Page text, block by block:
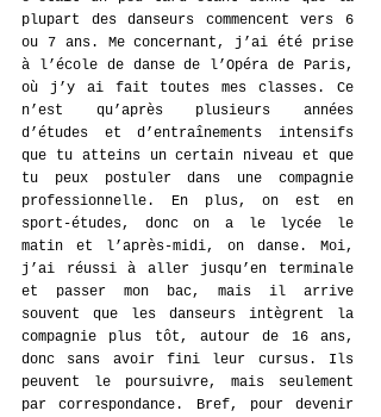
plupart des danseurs commencent vers 6
ou 7 ans. Me concernant, j’ai été prise
à l’école de danse de l’Opéra de Paris,
où j’y ai fait toutes mes classes. Ce
n’est qu’après plusieurs années
d’études et d’entraînements intensifs
que tu atteins un certain niveau et que
tu peux postuler dans une compagnie
professionnelle. En plus, on est en
sport-études, donc on a le lycée le
matin et l’après-midi, on danse. Moi,
j’ai réussi à aller jusqu’en terminale
et passer mon bac, mais il arrive
souvent que les danseurs intègrent la
compagnie plus tôt, autour de 16 ans,
donc sans avoir fini leur cursus. Ils
peuvent le poursuivre, mais seulement
par correspondance. Bref, pour devenir